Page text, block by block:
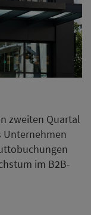
zweiten Quartal
Unternehmen
im B2B-